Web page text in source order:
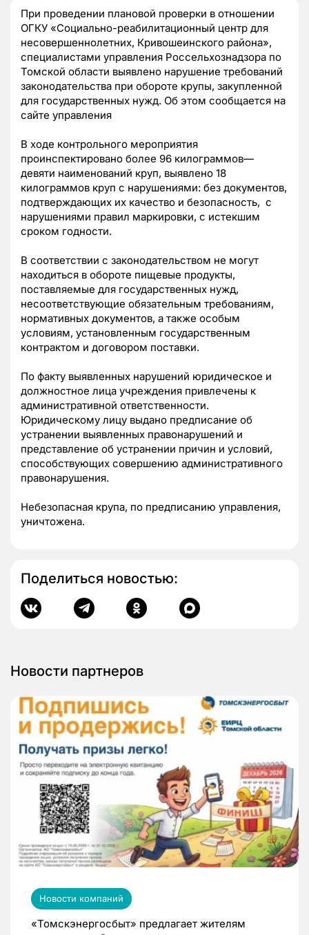
При проведении плановой проверки в отношении
ОГКУ «Социально-реабилитационный центр для
несовершеннолетних, Кривошеинского района»,
специалистами управления Россельхознадзора по
Томской области выявлено нарушение требований
законодательства при обороте крупы, закупленной
для государственных нужд. Об этом сообщается на
сайте управления
В ходе контрольного мероприятия
проинспектировано более 96 килограммов—
девяти наименований круп, выявлено 18
килограммов круп с нарушениями: без документов,
подтверждающих их качество и безопасность, с
нарушениями правил маркировки, с истекшим
сроком годности.
В соответствии с законодательством не могут
находиться в обороте пищевые продукты,
поставляемые для государственных нужд,
несоответствующие обязательным требованиям,
нормативных документов, а также особым
условиям, установленным государственным
контрактом и договором поставки.
По факту выявленных нарушений юридическое и
должностное лица учреждения привлечены к
административной ответственности.
Юридическому лицу выдано предписание об
устранении выявленных правонарушений и
представление об устранении причин и условий,
способствующих совершению административного
правонарушения.
Небезопасная крупа, по предписанию управления,
уничтожена.
Поделиться новостью:
Новости партнеров
Новости компаний
«Томскэнергосбыт» предлагает жителям